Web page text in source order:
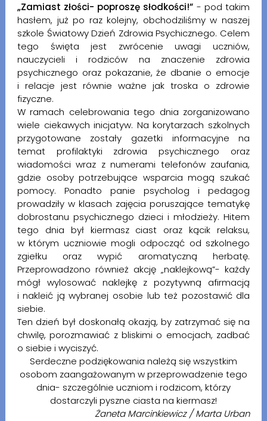
„Zamiast złości- poproszę słodkości!” - pod takim
hasłem, już po raz kolejny, obchodziliśmy w naszej
szkole Światowy Dzień Zdrowia Psychicznego. Celem
tego święta jest zwrócenie uwagi uczniów,
nauczycieli i rodziców na znaczenie zdrowia
psychicznego oraz pokazanie, że dbanie o emocje
i relacje jest równie ważne jak troska o zdrowie
fizyczne.
W ramach celebrowania tego dnia zorganizowano
wiele ciekawych inicjatyw. Na korytarzach szkolnych
przygotowane zostały gazetki informacyjne na
temat profilaktyki zdrowia psychicznego oraz
wiadomości wraz z numerami telefonów zaufania,
gdzie osoby potrzebujące wsparcia mogą szukać
pomocy. Ponadto panie psycholog i pedagog
prowadziły w klasach zajęcia poruszające tematykę
dobrostanu psychicznego dzieci i młodzieży. Hitem
tego dnia był kiermasz ciast oraz kącik relaksu,
w którym uczniowie mogli odpocząć od szkolnego
zgiełku oraz wypić aromatyczną herbatę.
Przeprowadzono również akcję „naklejkową”- każdy
mógł wylosować naklejkę z pozytywną afirmacją
i nakleić ją wybranej osobie lub też pozostawić dla
siebie.
Ten dzień był doskonałą okazją, by zatrzymać się na
chwilę, porozmawiać z bliskimi o emocjach, zadbać
o siebie i wyciszyć.
Serdeczne podziękowania należą się wszystkim
osobom zaangażowanym w przeprowadzenie tego
dnia- szczególnie uczniom i rodzicom, którzy
dostarczyli pyszne ciasta na kiermasz!
Żaneta Marcinkiewicz / Marta Urban